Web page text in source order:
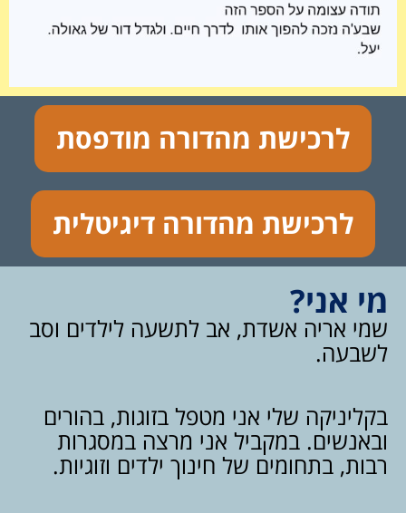
לרכישת מהדורה מודפסת
לרכישת מהדורה דיגיטלית
מי אני?
שמי אריה אשדת, אב לתשעה לילדים וסב
לשבעה.
בקליניקה שלי אני מטפל בזוגות, בהורים
ובאנשים. במקביל אני מרצה במסגרות
רבות, בתחומים של חינוך ילדים וזוגיות.